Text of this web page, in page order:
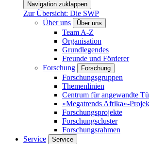
Navigation zuklappen
Zur Übersicht: Die SWP
Über uns
Über uns
Team A-Z
Organisation
Grundlegendes
Freunde und Förderer
Forschung
Forschung
Forschungsgruppen
Themenlinien
Centrum für angewandte
»Megatrends Afrika«-
Forschungsprojekte
Forschungscluster
Forschungsrahmen
Service
Service